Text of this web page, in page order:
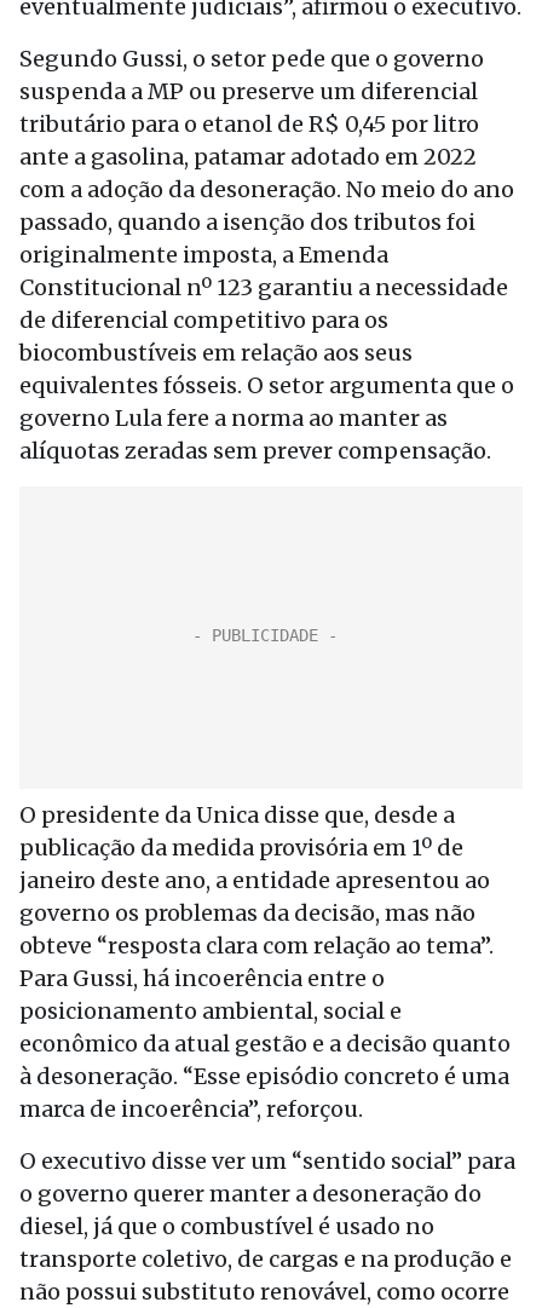
eventualmente judiciais”, afirmou o executivo.
Segundo Gussi, o setor pede que o governo
suspenda a MP ou preserve um diferencial
tributário para o etanol de R$ 0,45 por litro
ante a gasolina, patamar adotado em 2022
com a adoção da desoneração. No meio do ano
passado, quando a isenção dos tributos foi
originalmente imposta, a Emenda
Constitucional nº 123 garantiu a necessidade
de diferencial competitivo para os
biocombustíveis em relação aos seus
equivalentes fósseis. O setor argumenta que o
governo Lula fere a norma ao manter as
alíquotas zeradas sem prever compensação.
O presidente da Unica disse que, desde a
publicação da medida provisória em 1º de
janeiro deste ano, a entidade apresentou ao
governo os problemas da decisão, mas não
obteve “resposta clara com relação ao tema”.
Para Gussi, há incoerência entre o
posicionamento ambiental, social e
econômico da atual gestão e a decisão quanto
à desoneração. “Esse episódio concreto é uma
marca de incoerência”, reforçou.
O executivo disse ver um “sentido social” para
o governo querer manter a desoneração do
diesel, já que o combustível é usado no
transporte coletivo, de cargas e na produção e
não possui substituto renovável, como ocorre